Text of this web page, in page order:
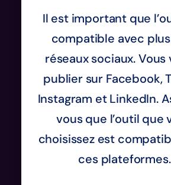
Il est important que
compatible avec
réseaux sociaux. Vous
publier sur Facebook,
Instagram et LinkedIn.
vous que l’outil que
choisissez est
ces plateformes.